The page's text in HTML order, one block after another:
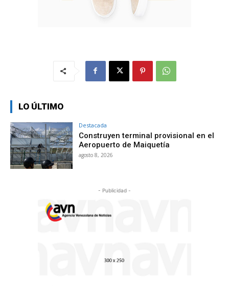
LO ÚLTIMO
Destacada
Construyen terminal provisional en el
Aeropuerto de Maiquetía
agosto 8, 2026
- Publicidad -